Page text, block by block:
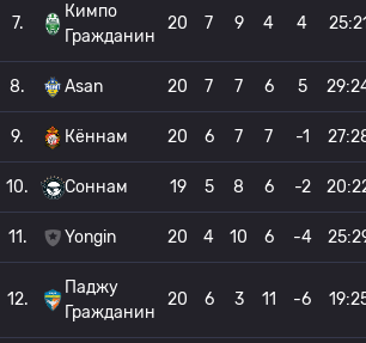
7.
Кимпо
Гражданин
20 7 9 4 4 25:21
8. Asan 20 7 7 6 5
9. Кённам 20 6 7 7 -1
10. Соннам 19 5 8 6 -2
11. Yongin 20 4 10 6 -4
12.
Паджу
Гражданин
20 6 3 11 -6